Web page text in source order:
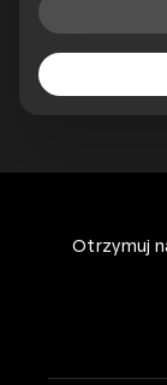
Otrzymuj